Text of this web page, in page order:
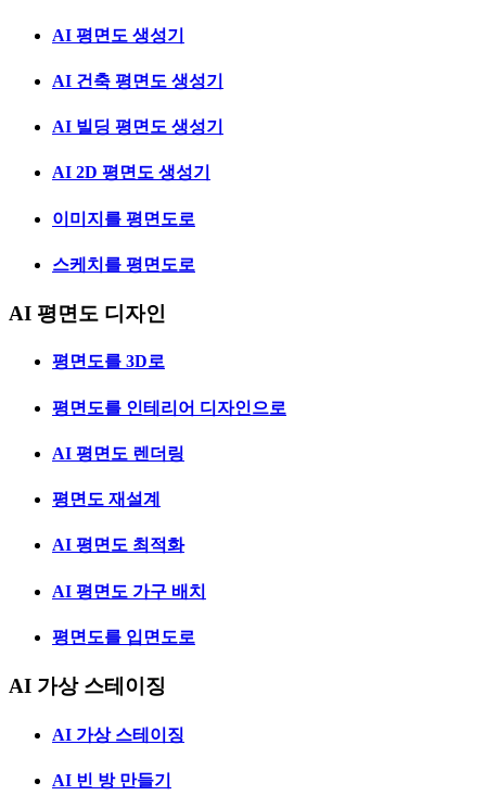
AI 평면도 생성기
AI 건축 평면도 생성기
AI 빌딩 평면도 생성기
AI 2D 평면도 생성기
이미지를 평면도로
스케치를 평면도로
AI 평면도 디자인
평면도를 3D로
평면도를 인테리어 디자인으로
AI 평면도 렌더링
평면도 재설계
AI 평면도 최적화
AI 평면도 가구 배치
평면도를 입면도로
AI 가상 스테이징
AI 가상 스테이징
AI 빈 방 만들기